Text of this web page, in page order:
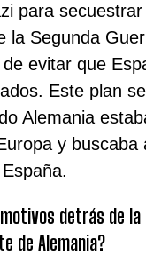
para
la Segunda
evitar que
Este plan
Alemania
y buscaba
detrás de la
de Alemania?